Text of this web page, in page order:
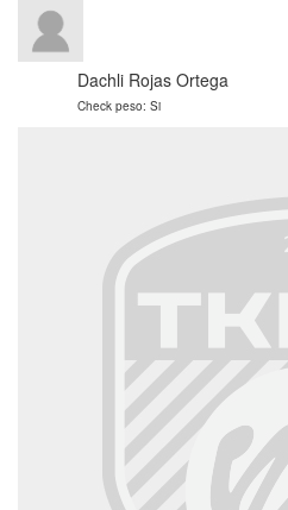
Dachli Rojas Ortega
Check peso: Si